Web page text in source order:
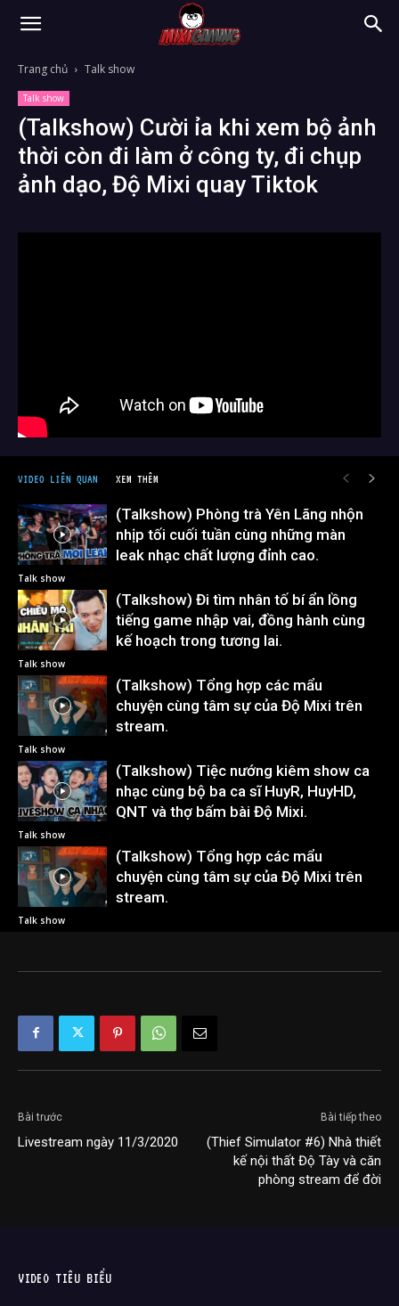
Trang chủ Talk show
Talk show
(Talkshow) Cười ỉa khi xem bộ ảnh
thời còn đi làm ở công ty, đi chụp
ảnh dạo, Độ Mixi quay Tiktok
VIDEO LIÊN QUAN XEM THÊM
Talk show
(Talkshow) Phòng trà Yên Lãng nhộn
nhịp tối cuối tuần cùng những màn
leak nhạc chất lượng đỉnh cao.
Talk show
(Talkshow) Đi tìm nhân tố bí ẩn lồng
tiếng game nhập vai, đồng hành cùng
kế hoạch trong tương lai.
Talk show
(Talkshow) Tổng hợp các mẩu
chuyện cùng tâm sự của Độ Mixi trên
stream.
Talk show
(Talkshow) Tiệc nướng kiêm show ca
nhạc cùng bộ ba ca sĩ HuyR, HuyHD,
QNT và thợ bấm bài Độ Mixi.
Talk show
(Talkshow) Tổng hợp các mẩu
chuyện cùng tâm sự của Độ Mixi trên
stream.
Bài trước
Livestream ngày 11/3/2020
Bài tiếp theo
(Thief Simulator #6) Nhà thiết
kế nội thất Độ Tày và căn
phòng stream để đời
VIDEO TIÊU BIỂU